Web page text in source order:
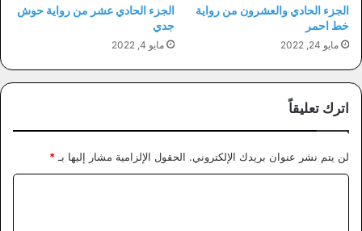
الجزء الحادي والعشرون من رواية
خط احمر
مايو 24, 2022
الجزء الحادي عشر من رواية حوش
جدي
مايو 4, 2022
اترك تعليقاً
لن يتم نشر عنوان بريدك الإلكتروني. الحقول الإلزامية مشار إليها بـ *